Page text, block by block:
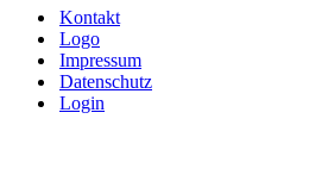
Kontakt
Logo
Impressum
Datenschutz
Login